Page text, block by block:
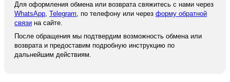
Для оформления обмена или возврата свяжитесь с нами через
WhatsApp, Telegram, по телефону или через форму обратной
связи на сайте.
После обращения мы подтвердим возможность обмена или
возврата и предоставим подробную инструкцию по
дальнейшим действиям.